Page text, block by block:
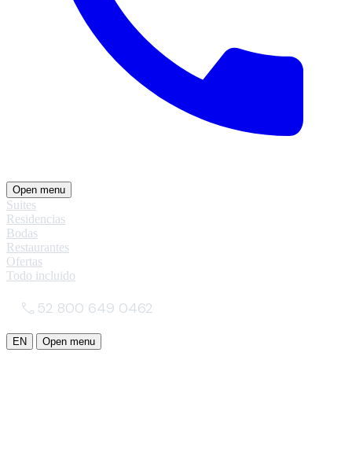
Open menu
Suites
Residencias
Bodas
Restaurantes
Ofertas
Todo incluido
52 800 649 0462
EN Open menu